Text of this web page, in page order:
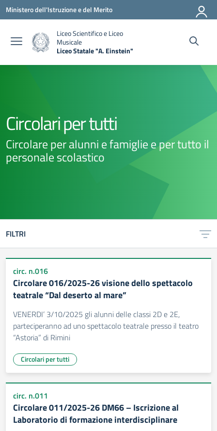
Vai ai contenuti
Vai al menu di navigazione
Vai al footer
Ministero dell'Istruzione e del Merito
Liceo Scientifico e Liceo
Musicale
Liceo Statale "A. Einstein"
Circolari per tutti
Circolare per alunni e famiglie e per tutto il
personale scolastico
FILTRI
circ. n.016
Circolare 016/2025-26 visione dello spettacolo
teatrale “Dal deserto al mare”
VENERDI’ 3/10/2025 gli alunni delle classi 2D e 2E,
parteciperanno ad uno spettacolo teatrale presso il teatro
“Astoria” di Rimini
Circolari per tutti
circ. n.011
Circolare 011/2025-26 DM66 – Iscrizione al
Laboratorio di formazione interdisciplinare